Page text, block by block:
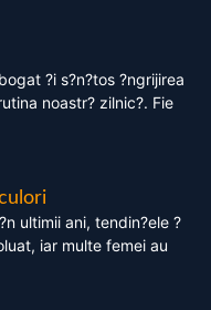
?i s?n?tos ?ngrijirea
noastr? zilnic?. Fie
ultimii ani, tendin?ele ?
iar multe femei au